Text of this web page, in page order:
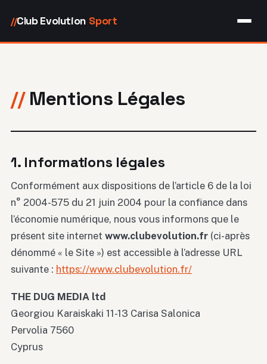
//Club Evolution Sport
Mentions Légales
1. Informations légales
Conformément aux dispositions de l’article 6 de la loi
n° 2004-575 du 21 juin 2004 pour la confiance dans
l’économie numérique, nous vous informons que le
présent site internet www.clubevolution.fr (ci-après
dénommé « le Site ») est accessible à l’adresse URL
suivante : https://www.clubevolution.fr/
THE DUG MEDIA ltd
Georgiou Karaiskaki 11-13 Carisa Salonica
Pervolia 7560
Cyprus